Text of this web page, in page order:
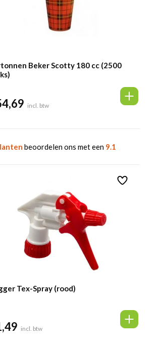
Beker Scotty 180 cc (2500
incl. btw
beoordelen ons met een 9.1
Tex-Spray (rood)
incl. btw